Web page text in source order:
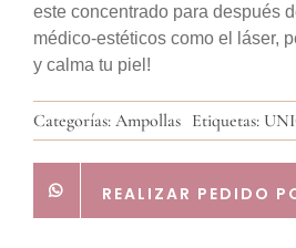
este concentrado para después
médico-estéticos como el láser,
y calma tu piel!
Categorías: Ampollas Etiquetas:
REALIZAR PEDIDO